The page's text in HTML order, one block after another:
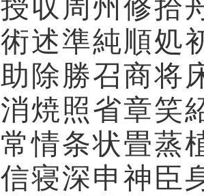
授収 周 州 修拾
術述準純 順処
助 除 勝召商将
消焼 照省章笑
常情条状畳蒸
信寝深申 神 臣